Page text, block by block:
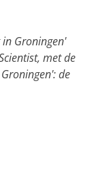
in Groningen'
met de
de